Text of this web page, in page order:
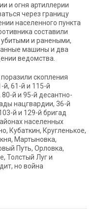
и огня артиллерии
через границу
населенного пункта
составили
убитыми и ранеными,
машины и два
ведомства.
скопления
й, 61-й и 115-й
й и 95-й десантно-
нацгвардии, 36-й
й и 129-й бригад
населенных
Кубаткин, Кругленькое,
Мартыновка,
Путь, Орловка,
Толстый Луг и
но война